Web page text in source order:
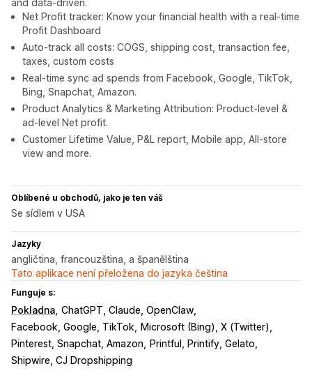
and data-driven.
Net Profit tracker: Know your financial health with a real-time
Profit Dashboard
Auto-track all costs: COGS, shipping cost, transaction fee,
taxes, custom costs
Real-time sync ad spends from Facebook, Google, TikTok,
Bing, Snapchat, Amazon.
Product Analytics & Marketing Attribution: Product-level &
ad-level Net profit.
Customer Lifetime Value, P&L report, Mobile app, All-store
view and more.
Oblíbené u obchodů, jako je ten váš
Se sídlem v USA
Jazyky
angličtina, francouzština, a španělština
Tato aplikace není přeložena do jazyka čeština
Funguje s:
Pokladna ChatGPT, Claude, OpenClaw
Facebook, Google, TikTok
Microsoft (Bing), X (Twitter)
Pinterest, Snapchat, Amazon
Printful, Printify, Gelato
Shipwire, CJ Dropshipping